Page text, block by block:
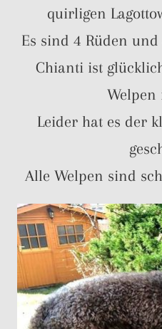
quirligen
Es sind 4 Rüden
Chianti ist
Welpen
Leider hat es der
Alle Welpen sind